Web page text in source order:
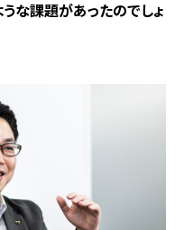
な課題があったのでしょ